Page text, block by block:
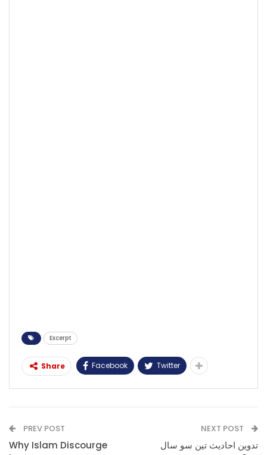
Excerpt
Share Facebook Twitter
PREV POST
Why Islam Discourge
NEXT POST
تدوین احادیث تین سو سال